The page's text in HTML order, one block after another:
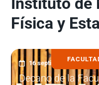
Física y
16 septiembre, 2025
Decano de la